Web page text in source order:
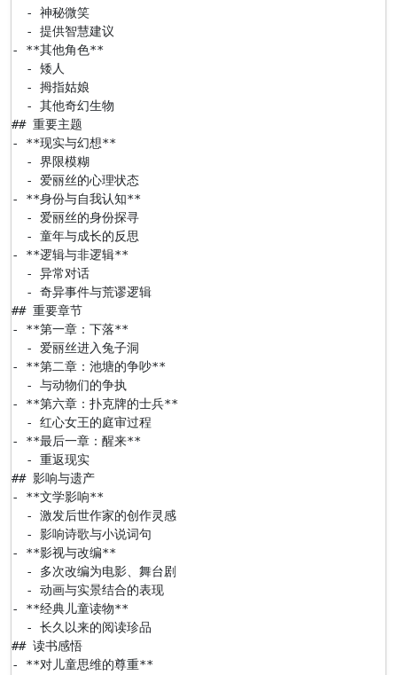
  - 神秘微笑
  - 提供智慧建议
- **其他角色**
  - 矮人
  - 拇指姑娘
  - 其他奇幻生物
## 重要主题
- **现实与幻想**
  - 界限模糊
  - 爱丽丝的心理状态
- **身份与自我认知**
  - 爱丽丝的身份探寻
  - 童年与成长的反思
- **逻辑与非逻辑**
  - 异常对话
  - 奇异事件与荒谬逻辑
## 重要章节
- **第一章：下落**
  - 爱丽丝进入兔子洞
- **第二章：池塘的争吵**
  - 与动物们的争执
- **第六章：扑克牌的士兵**
  - 红心女王的庭审过程
- **最后一章：醒来**
  - 重返现实
## 影响与遗产
- **文学影响**
  - 激发后世作家的创作灵感
  - 影响诗歌与小说词句
- **影视与改编**
  - 多次改编为电影、舞台剧
  - 动画与实景结合的表现
- **经典儿童读物**
  - 长久以来的阅读珍品
## 读书感悟
- **对儿童思维的尊重**